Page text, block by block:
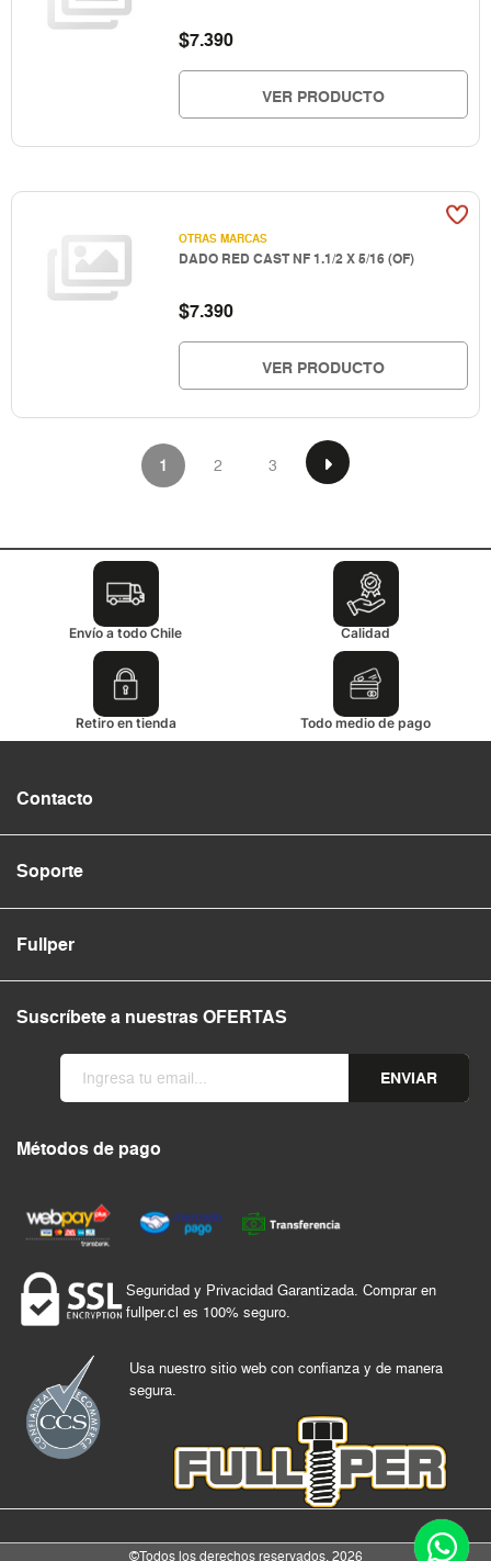
$7.390
VER PRODUCTO
OTRAS MARCAS
DADO RED CAST NF 1.1/2 X 5/16 (OF)
$7.390
VER PRODUCTO
1 2 3
Envío a todo Chile Calidad
Retiro en tienda Todo medio de pago
Contacto
Soporte
Fullper
Suscríbete a nuestras OFERTAS
ENVIAR
Métodos de pago
Seguridad y Privacidad Garantizada. Comprar en
fullper.cl es 100% seguro.
Usa nuestro sitio web con confianza y de manera
segura.
©Todos los derechos reservados. 2026